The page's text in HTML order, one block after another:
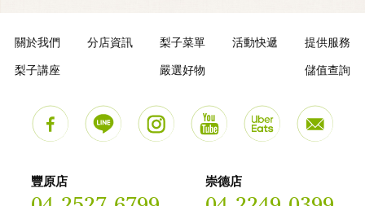
關於我們 分店資訊 梨子菜單 活動快遞 提供服務
梨子講座 嚴選好物 儲值查詢
豐原店 崇德店